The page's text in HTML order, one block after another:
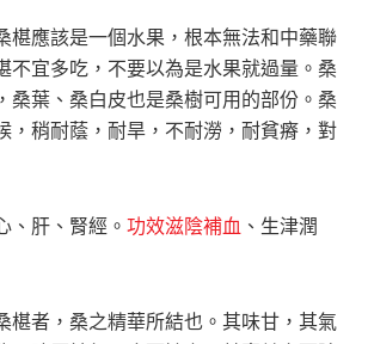
椹應該是一個水果，根本無法和中藥聯
不宜多吃，不要以為是水果就過量。桑
桑葉、桑白皮也是桑樹可用的部份。桑
，稍耐蔭，耐旱，不耐澇，耐貧瘠，對
、肝、腎經。功效滋陰補血 、生津潤
椹者，桑之精華所結也。其味甘，其氣